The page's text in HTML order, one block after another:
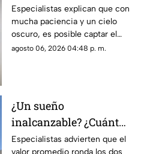
fascinante mundo de la
astrofotografía en La
Laguna
Especialistas explican que con
mucha paciencia y un cielo
oscuro, es posible captar el
aparente movimiento de las
agosto 06, 2026 04:48 p. m.
¿Un sueño
inalcanzable? ¿Cuánto
cuesta comprar una
Especialistas advierten que el